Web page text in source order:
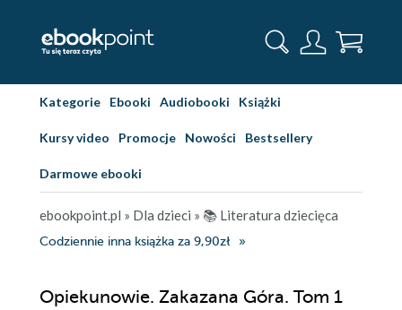
Kategorie Ebooki Audiobooki Książki
Kursy video Promocje Nowości Bestsellery
Darmowe ebooki
ebookpoint.pl » Dla dzieci » 📚 Literatura dziecięca
Codziennie inna książka za 9,90zł
Opiekunowie. Zakazana Góra. Tom 1